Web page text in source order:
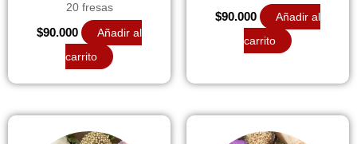
20 fresas
$90.000
Añadir al
carrito
$90.000
Añadir al
carrito